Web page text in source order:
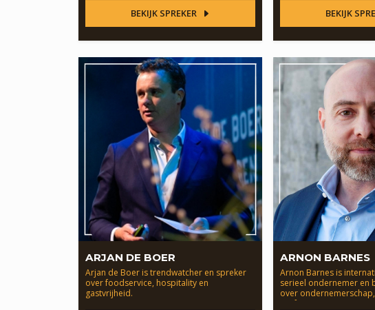
innovatie.s
BEKIJK SPREKER BEKIJK
ARJAN DE BOER
Arjan de Boer is trendwatcher en spreker
over foodservice, hospitality en
gastvrijheid.
ARNON BARNES
Arnon Barnes is
serieel ondernemer en
over
performance.